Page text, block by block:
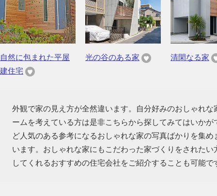
自然に包まれた平屋
建住宅
光の谷のある家 清閑なる家
外観で家の見え方が全然違います。自分好みのおしゃれ
ームを考えている方は是非こちらから探してみてはいか
ど人気のある参考になるおしゃれな家の写真ばかりを集
います。おしゃれな家にもこだわった家づくりをされた
してくれるおすすめの住宅会社をご紹介することも可能で